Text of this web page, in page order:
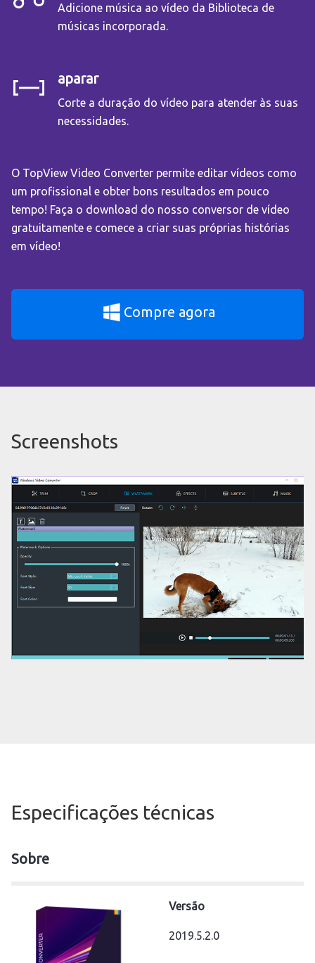
Adicione música ao vídeo da Biblioteca de
músicas incorporada.
aparar
Corte a duração do vídeo para atender às suas
necessidades.
O TopView Video Converter permite editar vídeos como
um profissional e obter bons resultados em pouco
tempo! Faça o download do nosso conversor de vídeo
gratuitamente e comece a criar suas próprias histórias
em vídeo!
Compre agora
Screenshots
Especificações técnicas
Sobre
Versão
2019.5.2.0